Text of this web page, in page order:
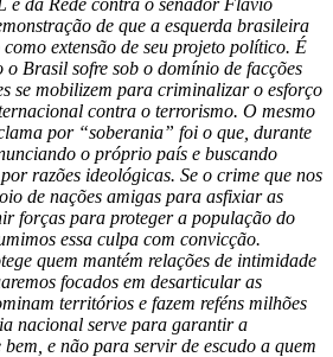
de que a esquerda brasileira
extensão de seu projeto político. É
o Brasil sofre sob o domínio de facções
se mobilizem para criminalizar o esforço
contra o terrorismo. O mesmo
por “soberania” foi o que, durante
o próprio país e buscando
razões ideológicas. Se o crime que nos
de nações amigas para asfixiar as
forças para proteger a população do
essa culpa com convicção.
quem mantém relações de intimidade
focados em desarticular as
territórios e fazem reféns milhões
nacional serve para garantir a
e não para servir de escudo a quem